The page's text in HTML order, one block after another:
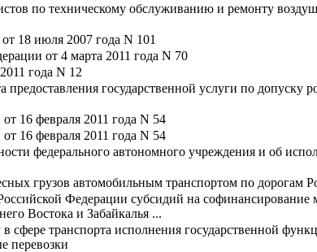
по техническому обслуживанию и ремонту
18 июля 2007 года N 101
от 4 марта 2011 года N 70
года N 12
государственной услуги по допуску
16 февраля 2011 года N 54
16 февраля 2011 года N 54
федерального автономного учреждения и об
грузов автомобильным транспортом по дорогам
Федерации субсидий на софинансирование
Востока и Забайкалья ...
транспорта исполнения государственной
перевозки